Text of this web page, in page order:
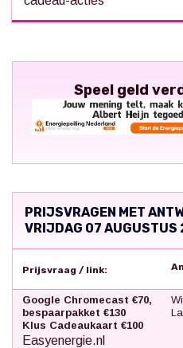
Speel geld
PRIJSVRAGEN MET
VRIJDAG 07
Prijsvraag / link:
Google Chromecast €70,
bespaarpakket €130
Klus Cadeaukaart €100
Easyenergie.nl